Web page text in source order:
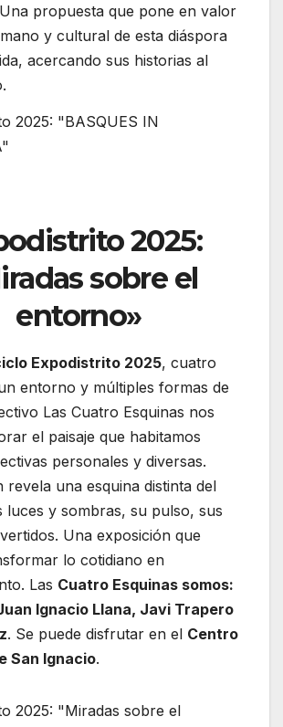
propuesta que pone en valor
y cultural de esta diáspora
acercando sus historias al
2025:
sobre el
entorno»
Expodistrito 2025, cuatro
entorno y múltiples formas de
Las Cuatro Esquinas nos
el paisaje que habitamos
personales y diversas.
revela una esquina distinta del
luces y sombras, su pulso, sus
Una exposición que
lo cotidiano en
Las Cuatro Esquinas somos:
Ignacio Llana, Javi Trapero
. Se puede disfrutar en el Centro
San Ignacio.